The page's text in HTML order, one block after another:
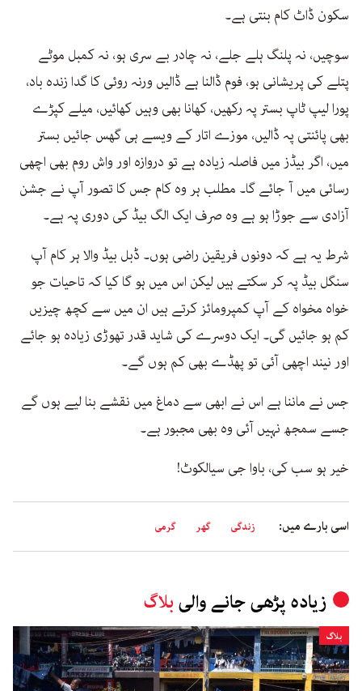
سکون ڈاٹ کام بنتی ہے۔
سوچیں، نہ پلنگ ہلے جلے، نہ چادر بے سری ہو، نہ کمبل موٹے
پتلے کی پریشانی ہو، فوم ڈالنا ہے ڈالیں ورنہ روئی کا گدا زندہ باد،
پورا لیپ ٹاپ بستر پہ رکھیں، کھانا بھی وہیں کھائیں، میلے کپڑے
بھی پائنتی پہ ڈالیں، موزے اتار کے ویسے ہی گھس جائیں بستر
میں، اگر بیڈز میں فاصلہ زیادہ ہے تو دروازہ اور واش روم بھی اچھی
رسائی میں آ جائے گا۔ مطلب ہر وہ کام جس کا تصور آپ نے جشن
آزادی سے جوڑا ہو ہے وہ صرف ایک الگ بیڈ کی دوری پہ ہے۔
شرط یہ ہے کہ دونوں فریقین راضی ہوں۔ ڈبل بیڈ والا ہر کام آپ
سنگل بیڈ پہ کر سکتے ہیں لیکن اس میں ہو گا کیا کہ تاحیات جو
خواہ مخواہ کے آپ کمپرومائز کرتے ہیں ان میں سے کچھ چیزیں
کم ہو جائیں گی۔ ایک دوسرے کی شاید قدر تھوڑی زیادہ ہو جائے
اور نیند اچھی آئی تو پھڈے بھی کم ہوں گے۔
جس نے ماننا ہے اس نے ابھی سے دماغ میں نقشے بنا لیے ہوں گے
جسے سمجھ نہیں آئی وہ بھی مجبور ہے۔
خیر ہو سب کی، باوا جی سیالکوٹ!
اسی بارے میں: زندگی گھر گرمی
زیادہ پڑھی جانے والی بلاگ
بلاگ